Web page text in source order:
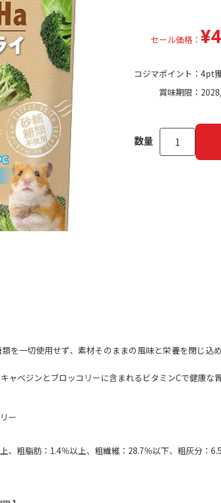
セール価格：
コジマポイント： 4pt
賞味期限：
数量
を一切使用せず、素材そのままの風味と栄養を閉じ込
ャベジンとブロッコリーに含まれるビタミンCで健康な
ー
、粗脂肪：1.4％以上、粗繊維：28.7％以下、粗灰分：